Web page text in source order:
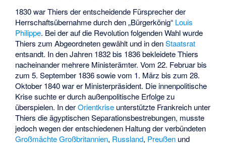
1830 war Thiers der entscheidende Fürsprecher der
Herrschaftsübernahme durch den „Bürgerkönig“ Louis
Philippe. Bei der auf die Revolution folgenden Wahl wurde
Thiers zum Abgeordneten gewählt und in denStaatsrat
entsandt. In den Jahren 1832 bis 1836 bekleidete Thiers
nacheinander mehrere Ministerämter. Vom 22. Februar bis
zum 5. September 1836 sowie vom 1. März bis zum 28.
Oktober 1840 war er Ministerpräsident. Die innenpolitische
Krise suchte er durch außenpolitische Erfolge zu
überspielen. In derOrientkrise unterstützte Frankreich unter
Thiers die ägyptischen Separationsbestrebungen, musste
jedoch wegen der entschiedenen Haltung der verbündeten
Großmächte Großbritannien, Russland, Preußen und